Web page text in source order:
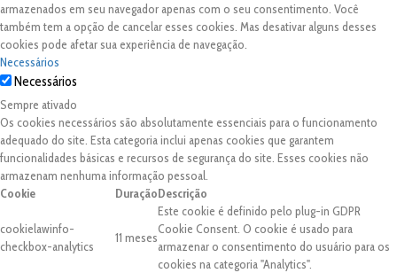
armazenados em seu navegador apenas com o seu consentimento. Você
também tem a opção de cancelar esses cookies. Mas desativar alguns desses
cookies pode afetar sua experiência de navegação.
Necessários
Necessários
Sempre ativado
Os cookies necessários são absolutamente essenciais para o funcionamento
adequado do site. Esta categoria inclui apenas cookies que garantem
funcionalidades básicas e recursos de segurança do site. Esses cookies não
armazenam nenhuma informação pessoal.
Cookie
DuraçãoDescrição
cookielawinfo-
checkbox-analytics
11 meses
Este cookie é definido pelo plug-in GDPR
Cookie Consent. O cookie é usado para
armazenar o consentimento do usuário para os
cookies na categoria "Analytics".